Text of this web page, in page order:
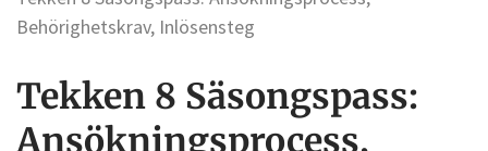
Behörighetskrav, Inlösensteg
Tekken 8 Säsongspass:
Ansökningsprocess,